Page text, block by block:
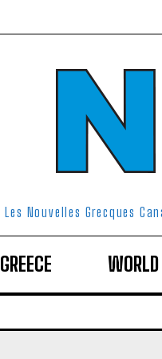
Les Nouvelles Grecques
GREECE WORLD